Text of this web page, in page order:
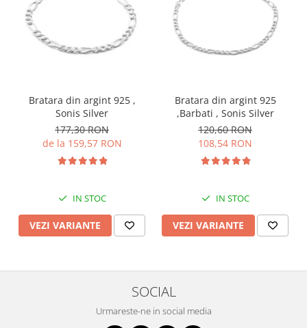
Bratara din argint 925 ,
Sonis Silver
177,30 RON
de la 159,57 RON
IN STOC
VEZI VARIANTE
Bratara din argint 925
,Barbati , Sonis Silver
120,60 RON
108,54 RON
IN STOC
VEZI VARIANTE
SOCIAL
Urmareste-ne in social media